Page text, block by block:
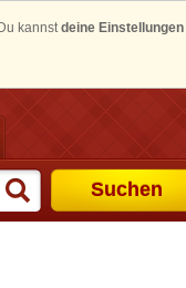
kannstdeine Einstellungen
Suchen